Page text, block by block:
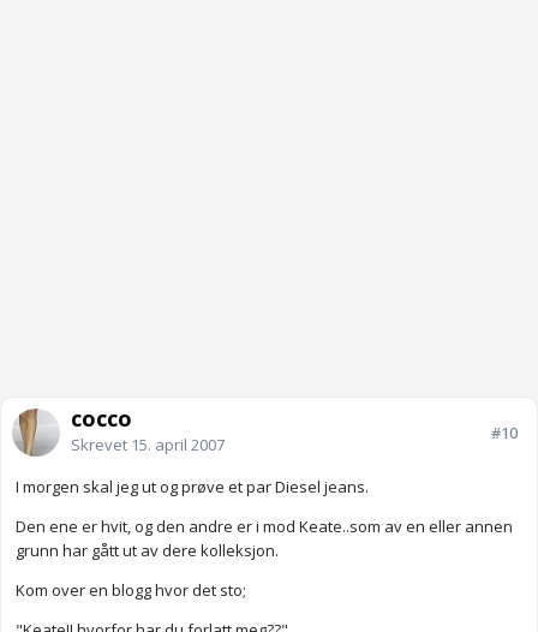
cocco
Skrevet 15. april 2007
#10
I morgen skal jeg ut og prøve et par Diesel jeans.
Den ene er hvit, og den andre er i mod Keate..som av en eller annen
grunn har gått ut av dere kolleksjon.
Kom over en blogg hvor det sto;